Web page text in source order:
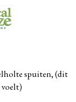
spuiten, (dit
voelt)